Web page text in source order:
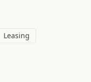
Leasing